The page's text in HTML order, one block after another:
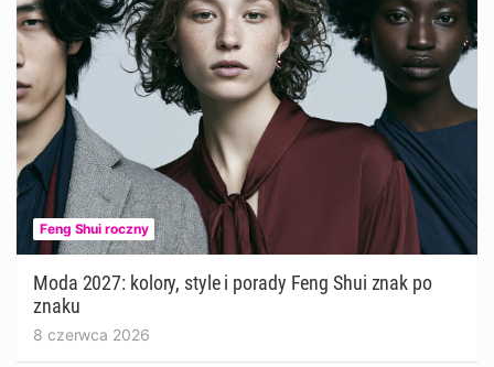
Feng Shui roczny
Moda 2027: kolory, style i porady Feng Shui znak po
znaku
8 czerwca 2026